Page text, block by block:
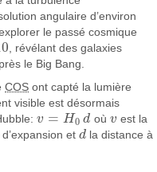
angulaire d’environ
le passé cosmique
, révélant des galaxies
le Big Bang.
COS ont capté la lumière
visible est désormais
v = H0 d
v=H0d où v
vest la
et d
dla distance à